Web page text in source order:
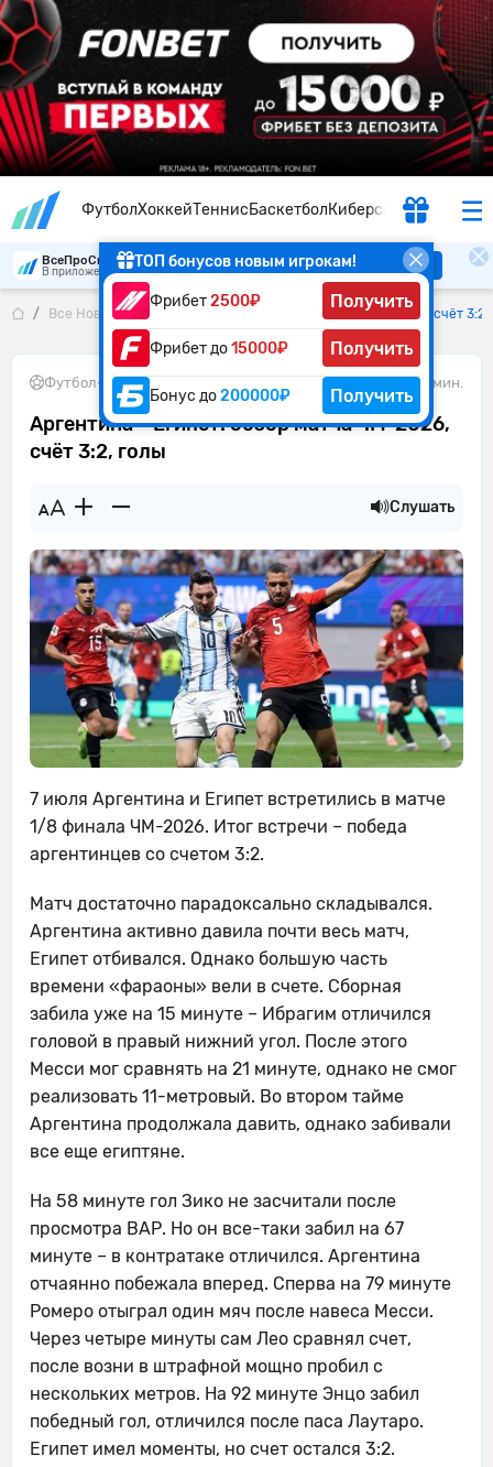
ФутболХоккейТеннисБаскетболКиберспорт
ТОП бонусов новым игрокам!
Фрибет2500₽ Получить
Фрибет до15000₽ Получить
Бонус до200000₽ Получить
ВсеПроСпорт
В приложении удобнее Скачать
Все Новости Аргентина – Египет: обзор матча ЧМ-2026, счёт 3:2,
Футбол• 08.07.2026 2 мин.
Аргентина – Египет: обзор матча ЧМ-2026,
счёт 3:2, голы
Слушать
7 июля Аргентина и Египет встретились в матче
1/8 финала ЧМ-2026. Итог встречи – победа
аргентинцев со счетом 3:2.
Матч достаточно парадоксально складывался.
Аргентина активно давила почти весь матч,
Египет отбивался. Однако большую часть
времени «фараоны» вели в счете. Сборная
забила уже на 15 минуте – Ибрагим отличился
головой в правый нижний угол. После этого
Месси мог сравнять на 21 минуте, однако не смог
реализовать 11-метровый. Во втором тайме
Аргентина продолжала давить, однако забивали
все еще египтяне.
На 58 минуте гол Зико не засчитали после
просмотра ВАР. Но он все-таки забил на 67
минуте – в контратаке отличился. Аргентина
отчаянно побежала вперед. Сперва на 79 минуте
Ромеро отыграл один мяч после навеса Месси.
Через четыре минуты сам Лео сравнял счет,
после возни в штрафной мощно пробил с
нескольких метров. На 92 минуте Энцо забил
победный гол, отличился после паса Лаутаро.
Египет имел моменты, но счет остался 3:2.